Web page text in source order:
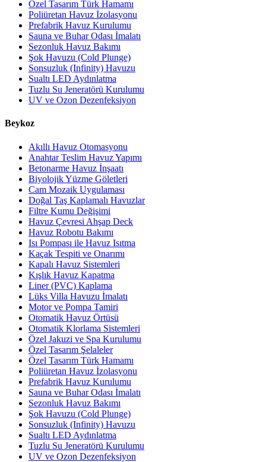
Özel Tasarım Türk Hamamı
Poliüretan Havuz İzolasyonu
Prefabrik Havuz Kurulumu
Sauna ve Buhar Odası İmalatı
Sezonluk Havuz Bakımı
Şok Havuzu (Cold Plunge)
Sonsuzluk (Infinity) Havuzu
Sualtı LED Aydınlatma
Tuzlu Su Jeneratörü Kurulumu
UV ve Ozon Dezenfeksiyon
Beykoz
Akıllı Havuz Otomasyonu
Anahtar Teslim Havuz Yapımı
Betonarme Havuz İnşaatı
Biyolojik Yüzme Göletleri
Cam Mozaik Uygulaması
Doğal Taş Kaplamalı Havuzlar
Filtre Kumu Değişimi
Havuz Çevresi Ahşap Deck
Havuz Robotu Bakımı
Isı Pompası ile Havuz Isıtma
Kaçak Tespiti ve Onarımı
Kapalı Havuz Sistemleri
Kışlık Havuz Kapatma
Liner (PVC) Kaplama
Lüks Villa Havuzu İmalatı
Motor ve Pompa Tamiri
Otomatik Havuz Örtüsü
Otomatik Klorlama Sistemleri
Özel Jakuzi ve Spa Kurulumu
Özel Tasarım Şelaleler
Özel Tasarım Türk Hamamı
Poliüretan Havuz İzolasyonu
Prefabrik Havuz Kurulumu
Sauna ve Buhar Odası İmalatı
Sezonluk Havuz Bakımı
Şok Havuzu (Cold Plunge)
Sonsuzluk (Infinity) Havuzu
Sualtı LED Aydınlatma
Tuzlu Su Jeneratörü Kurulumu
UV ve Ozon Dezenfeksiyon